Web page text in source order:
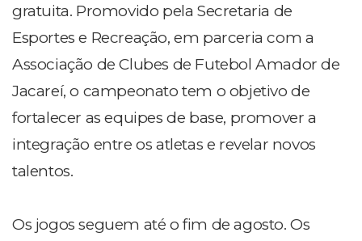
gratuita. Promovido pela Secretaria de
Esportes e Recreação, em parceria com a
Associação de Clubes de Futebol Amador de
Jacareí, o campeonato tem o objetivo de
fortalecer as equipes de base, promover a
integração entre os atletas e revelar novos
talentos.
Os jogos seguem até o fim de agosto. Os